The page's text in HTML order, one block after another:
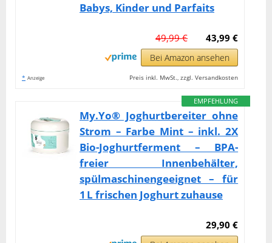
Babys, Kinder und Parfaits
43,99 €
49,99 €
Bei Amazon ansehen
* Anzeige Preis inkl. MwSt., zzgl. Versandkosten
EMPFEHLUNG
My.Yo® Joghurtbereiter ohne
Strom – Farbe Mint – inkl. 2X
Bio-Joghurtferment – BPA-
freier Innenbehälter,
spülmaschinengeeignet – für
1 L frischen Joghurt zuhause
29,90 €